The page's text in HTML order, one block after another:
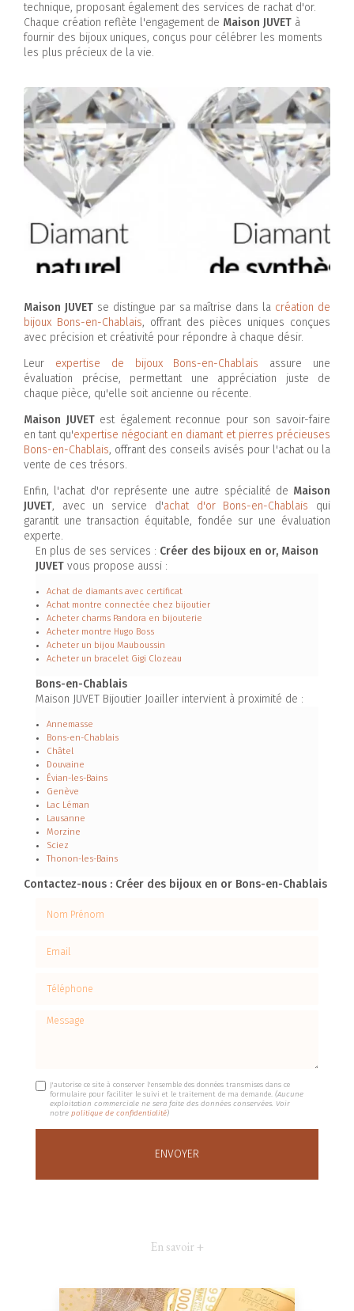
technique, proposant également des services de rachat d'or.
Chaque création reflète l'engagement de Maison JUVET à
fournir des bijoux uniques, conçus pour célébrer les moments
les plus précieux de la vie.
Maison JUVETse distingue par sa maîtrise dans la création de
bijoux Bons-en-Chablais, offrant des pièces uniques conçues
avec précision et créativité pour répondre à chaque désir.
Leur expertise de bijoux Bons-en-Chablais assure une
évaluation précise, permettant une appréciation juste de
chaque pièce, qu'elle soit ancienne ou récente.
Maison JUVETest également reconnue pour son savoir-faire
en tant qu'expertise négociant en diamant et pierres précieuses
Bons-en-Chablais, offrant des conseils avisés pour l'achat ou la
vente de ces trésors.
Enfin, l'achat d'or représente une autre spécialité de Maison
JUVET, avec un service d'achat d'or Bons-en-Chablais qui
garantit une transaction équitable, fondée sur une évaluation
experte.
En plus de ses services : Créer des bijoux en or, Maison
JUVET vous propose aussi :
Achat de diamants avec certificat
Achat montre connectée chez bijoutier
Acheter charms Pandora en bijouterie
Acheter montre Hugo Boss
Acheter un bijou Mauboussin
Acheter un bracelet Gigi Clozeau
Bons-en-Chablais
Maison JUVET Bijoutier Joailler intervient à proximité de :
Annemasse
Bons-en-Chablais
Châtel
Douvaine
Évian-les-Bains
Genève
Lac Léman
Lausanne
Morzine
Sciez
Thonon-les-Bains
Contactez-nous : Créer des bijoux en or Bons-en-Chablais
Message
J'autorise ce site à conserver l'ensemble des données transmises dans ce
formulaire pour faciliter le suivi et le traitement de ma demande.(Aucune
exploitation commerciale ne sera faite des données conservées. Voir
notrepolitique de confidentialité)
En savoir +